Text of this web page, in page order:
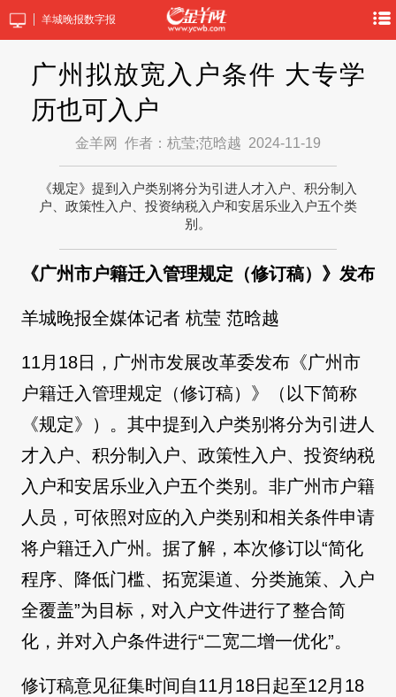
羊城晚报数字报
广州拟放宽入户条件 大专学
历也可入户
金羊网 作者：杭莹;范晗越 2024-11-19
《规定》提到入户类别将分为引进人才入户、积分制入
户、政策性入户、投资纳税入户和安居乐业入户五个类
别。
《广州市户籍迁入管理规定（修订稿）》发布
羊城晚报全媒体记者 杭莹 范晗越
11月18日，广州市发展改革委发布《广州市
户籍迁入管理规定（修订稿）》（以下简称
《规定》）。其中提到入户类别将分为引进人
才入户、积分制入户、政策性入户、投资纳税
入户和安居乐业入户五个类别。非广州市户籍
人员，可依照对应的入户类别和相关条件申请
将户籍迁入广州。据了解，本次修订以“简化
程序、降低门槛、拓宽渠道、分类施策、入户
全覆盖”为目标，对入户文件进行了整合简
化，并对入户条件进行“二宽二增一优化”。
修订稿意见征集时间自11月18日起至12月18